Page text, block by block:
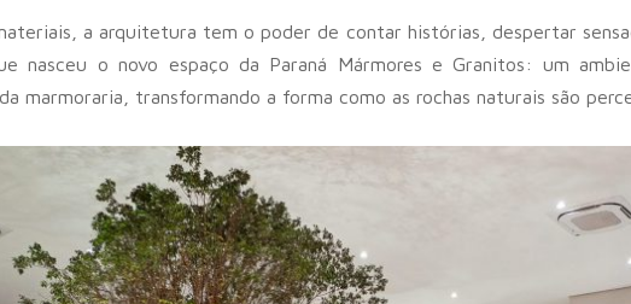
a arquitetura tem o poder de contar histórias, despertar
nasceu o novo espaço da Paraná Mármores e Granitos: um
marmoraria, transformando a forma como as rochas naturais são